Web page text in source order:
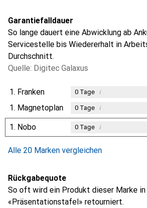
Garantiefalldauer
So lange dauert eine Abwicklung ab
Servicestelle bis Wiedererhalt in
Durchschnitt.
Quelle: Digitec Galaxus
1. Franken 0Tage i
1. Magnetoplan 0Tage i
1. Nobo 0Tage i
Alle 20 Marken vergleichen
Rückgabequote
So oft wird ein Produkt dieser Marke
«Präsentationstafel» retourniert.